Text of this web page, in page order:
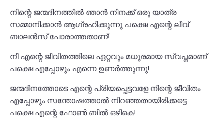
നിന്റെ ജന്മദിനത്തിൽ ഞാൻ നിനക്ക് ഒരു യാത്ര
സമ്മാനിക്കാൻ ആഗ്രഹിക്കുന്നു പക്ഷെ എന്റെ ലീവ്
ബാലൻസ് പോരാത്തതാണ്!
നീ എന്റെ ജീവിതത്തിലെ ഏറ്റവും മധുരമായ സ്വപ്നമാണ്
പക്ഷെ എപ്പോഴും എന്നെ ഉണർത്തുന്നു!
ജന്മദിനത്തോടെ എന്റെ പ്രിയപ്പെട്ടവളേ നിന്റെ ജീവിതം
എപ്പോഴും സന്തോഷത്താൽ നിറഞ്ഞതായിരിക്കട്ടെ
പക്ഷെ എന്റെ ഫോൺ ബിൽ ഒഴികെ!